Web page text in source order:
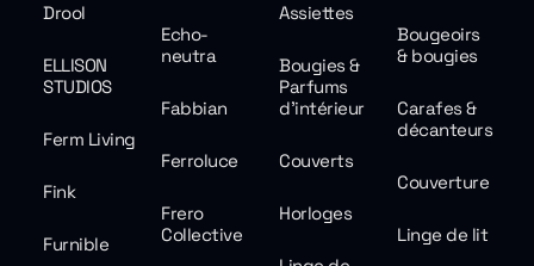
Drool
Echo-
neutra
ELLISON
STUDIOS
Fabbian
Ferm Living
Ferroluce
Fink
Frero
Collective
Furnible
Assiettes
Bougeoirs
& bougies
Bougies &
Parfums
d'intérieur
Carafes &
décanteurs
Couverts
Couverture
Horloges
Linge de lit